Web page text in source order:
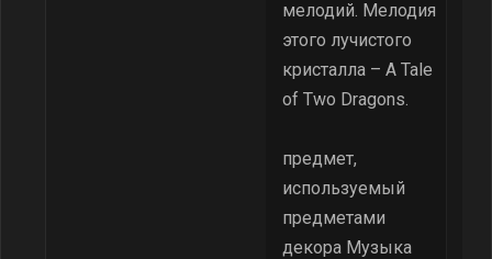
мелодий. Мелодия
этого лучистого
кристалла – A Tale
of Two Dragons.
предмет,
используемый
предметами
декора Музыка